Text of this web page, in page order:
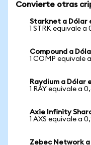
Convierte otras
Starknet a Dólar
1 STRK equivale a
Compound a
1 COMP equivale
Raydium a Dólar
1 RAY equivale a
Axie Infinity
1 AXS equivale a
Zebec Network